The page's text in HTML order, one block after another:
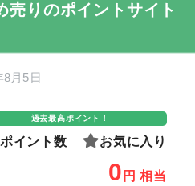
売りのポイントサイト
8月5日
過去最高ポイント！
イント数 お気に入り
0 円 相当